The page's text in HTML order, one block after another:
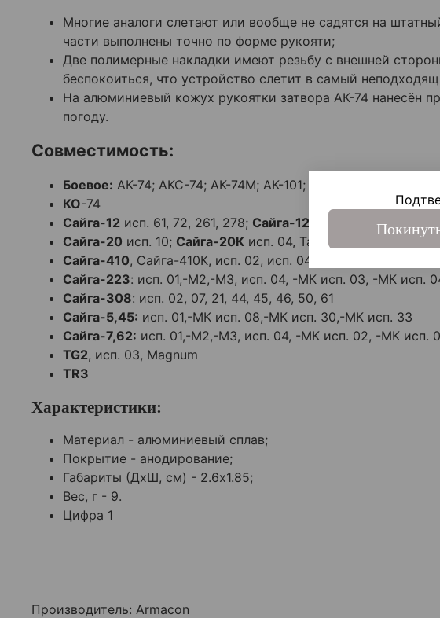
Многие аналоги слетают или вообще не садятся на
части выполнены точно по форме рукояти;
Две полимерные накладки имеют резьбу с внешней
беспокоиться, что устройство слетит в самый
На алюминиевый кожух рукоятки затвора АК-74 нанесён
погоду.
Совместимость:
Боевое: АК-74; АКС-74; АК-74М; АК-101; АК-102; АК-103; АК-
КО-74
Сайга-12 исп. 61, 72, 261, 278; Сайга-12С
исп. 10, Тактика
Сайга-20 исп. 10; Сайга-20К исп. 04, Тактика исп. 01;
Сайга-410, Сайга-410К, исп. 02, исп. 04; Сайга-410С
Сайга-223: исп. 01,-М2,-М3, исп. 04, -МК исп. 03, -МК исп.
Сайга-308: исп. 02, 07, 21, 44, 45, 46, 50, 61
Сайга-5,45: исп. 01,-МК исп. 08,-МК исп. 30,-МК исп. 33
Сайга-7,62: исп. 01,-М2,-М3, исп. 04, -МК исп. 02, -МК исп.
TG2, исп. 03, Magnum
TR3
Характеристики:
Материал - алюминиевый сплав;
Покрытие - анодирование;
Габариты (ДхШ, см) - 2.6х1.85;
Вес, г - 9.
Цифра 1
Производитель: Armacon